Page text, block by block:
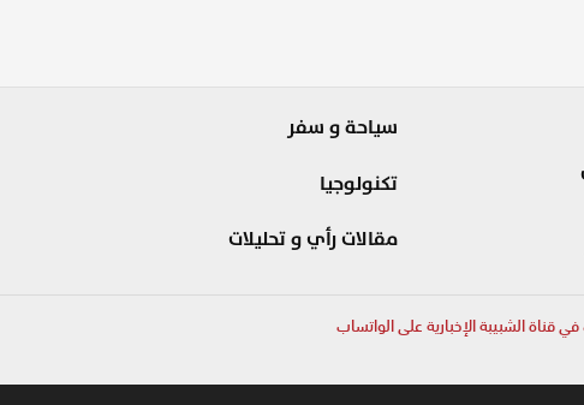
سياحة و سفر
تكنولوجيا
مقالات رأي و تحليلات
قناة الشبيبة الإخبارية على الواتساب